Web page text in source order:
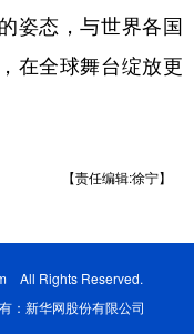
姿态，与世界各国
在全球舞台绽放更
【责任编辑:徐宁】
All Rights Reserved.
新华网股份有限公司